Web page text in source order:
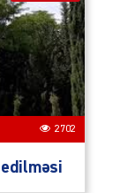
2702